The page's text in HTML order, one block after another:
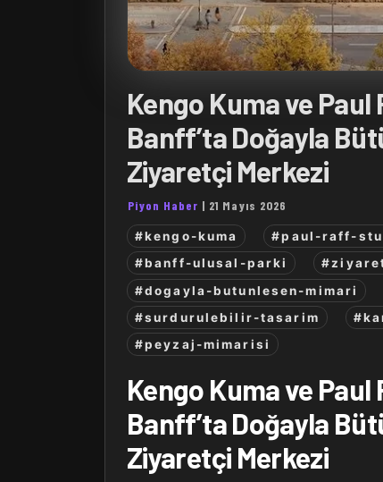
Kengo Kuma ve Paul
Banff’ta Doğayla
Ziyaretçi Merkezi
Piyon Haber | 21 Mayıs 2026
#kengo-kuma
#paul-raff-
#banff-ulusal-parki
#dogayla-butunlesen-mimari
#surdurulebilir-tasarim
#peyzaj-mimarisi
Kengo Kuma ve Paul
Banff’ta Doğayla
Ziyaretçi Merkezi